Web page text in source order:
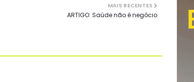
MAIS RECENTES
ARTIGO: Saúde não é negócio